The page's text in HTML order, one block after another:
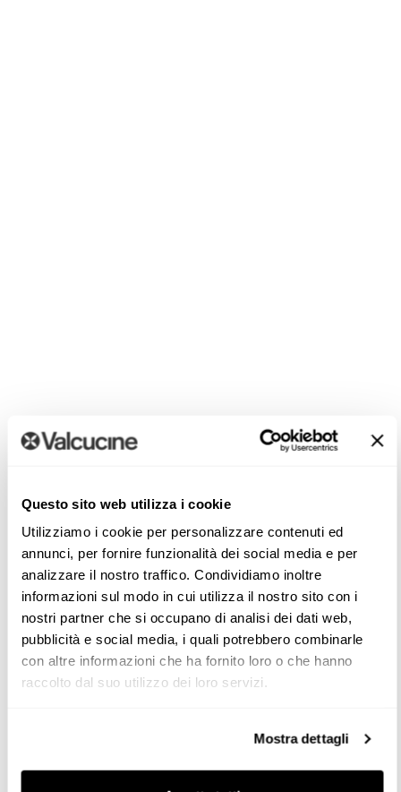
Questo sito web utilizza i cookie
Utilizziamo i cookie per personalizzare contenuti ed
annunci, per fornire funzionalità dei social media e per
analizzare il nostro traffico. Condividiamo inoltre
informazioni sul modo in cui utilizza il nostro sito con i
nostri partner che si occupano di analisi dei dati web,
pubblicità e social media, i quali potrebbero combinarle
con altre informazioni che ha fornito loro o che hanno
raccolto dal suo utilizzo dei loro servizi.
Mostra dettagli
Armonia negli ambienti più difficili
Le cucine lineari sono una efficiente soluzione anche per
ambienti lunghi e stretti. Gli elementi d’arredo vengono
disposti lungo una parete e viene lasciato libero uno
spazio sufficiente per muoversi. Scopri con noi come
progettarla.
abbiamo sviluppato alcuni dei nostri elementi speciali,
come New Logica System per avere tutto a portata di
mano e in ordine. Doppia anta, la prima basculante e